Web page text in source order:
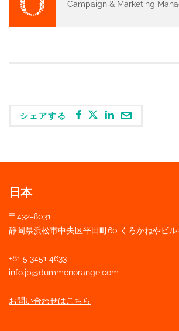
Campaign & Marketing
シェアする
日本
〒432-8031
静岡県浜松市中央区平田町60 くろかねやビル
+81 5 3451 4633
info.jp@dummenorange.com
お問い合わせはこちら